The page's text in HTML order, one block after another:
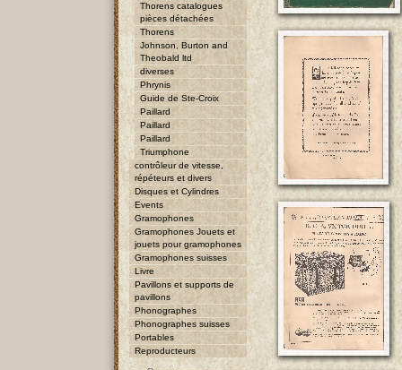
Thorens catalogues
pièces détachées
Thorens
Johnson, Burton and
Theobald ltd
diverses
Phrynis
Guide de Ste-Croix
Paillard
Paillard
Paillard
Triumphone
contrôleur de vitesse,
répéteurs et divers
Disques et Cylindres
Events
Gramophones
Gramophones Jouets et
jouets pour gramophones
Gramophones suisses
Livre
Pavillons et supports de
pavillons
Phonographes
Phonographes suisses
Portables
Reproducteurs